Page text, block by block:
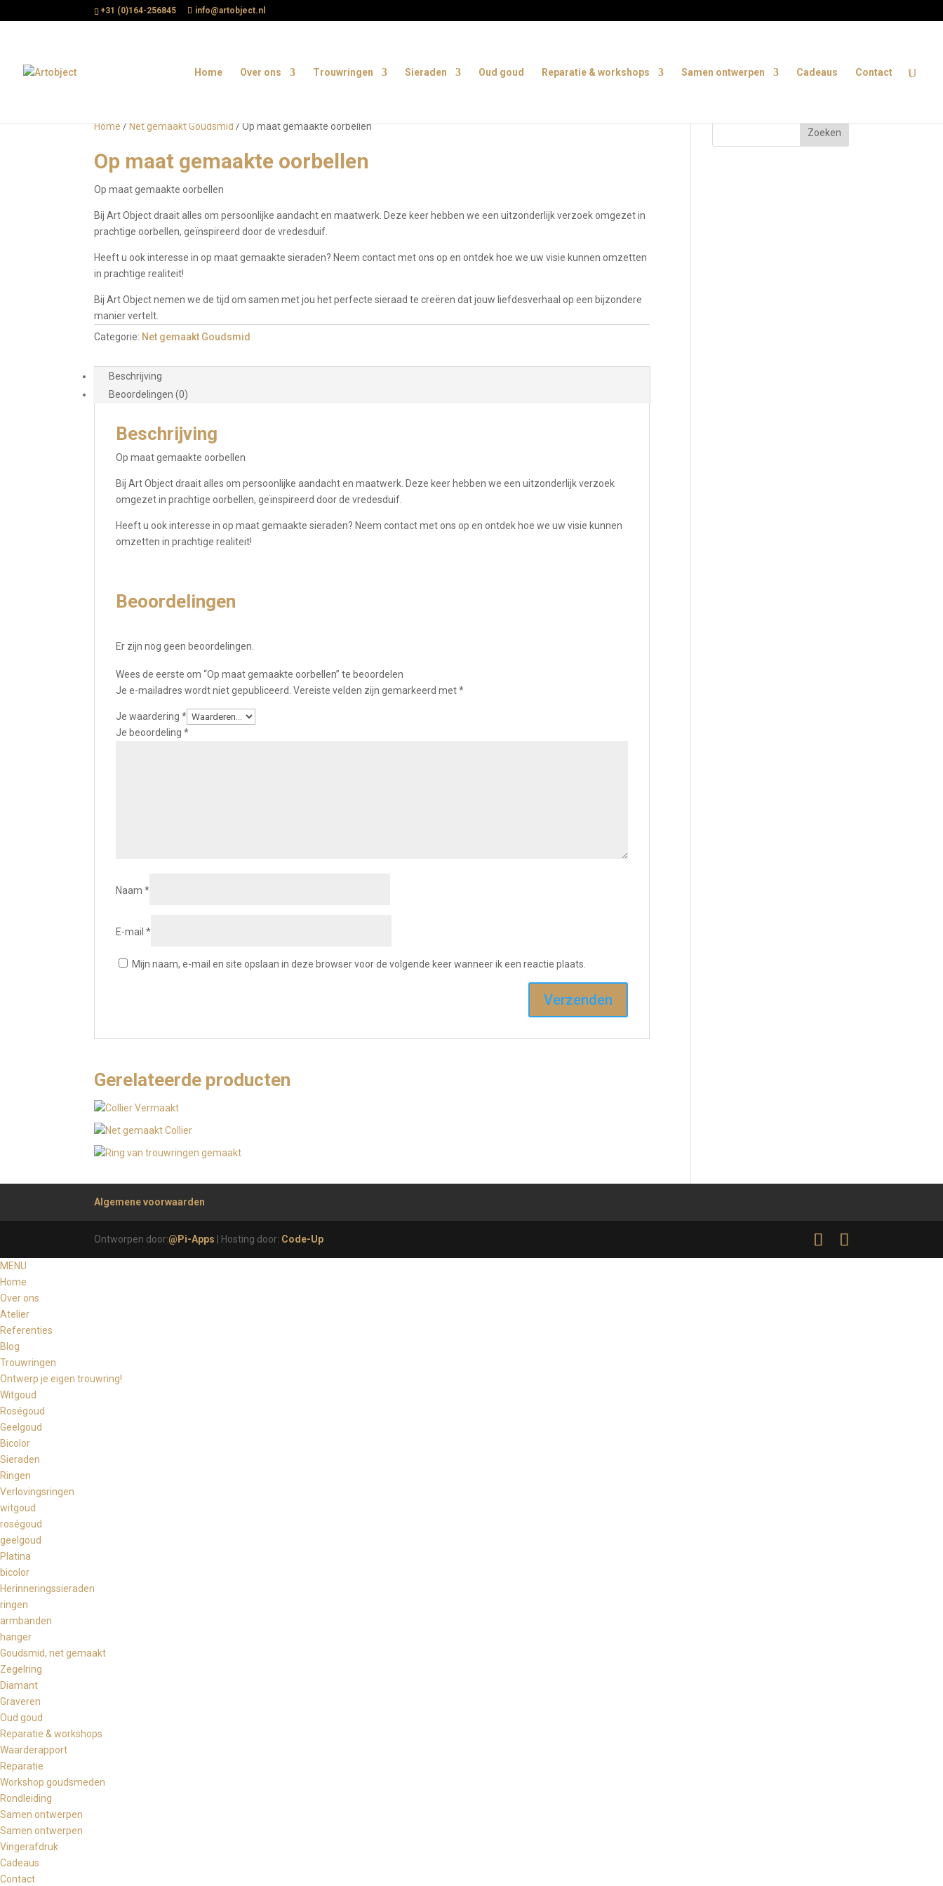
+31 (0)164-256845 info@artobject.nl
Home Over ons Trouwringen Sieraden Oud goud Reparatie & workshops Samen ontwerpen Cadeaus Contact
Home/Net gemaakt Goudsmid/ Op maat gemaakte oorbellen
Op maat gemaakte oorbellen
Op maat gemaakte oorbellen
Bij Art Object draait alles om persoonlijke aandacht en maatwerk. Deze keer hebben we een uitzonderlijk verzoek omgezet in
prachtige oorbellen, geïnspireerd door de vredesduif.
Heeft u ook interesse in op maat gemaakte sieraden? Neem contact met ons op en ontdek hoe we uw visie kunnen omzetten
in prachtige realiteit!
Bij Art Object nemen we de tijd om samen met jou het perfecte sieraad te creëren dat jouw liefdesverhaal op een bijzondere
manier vertelt.
Categorie: Net gemaakt Goudsmid
Beschrijving
Beoordelingen (0)
Beschrijving
Op maat gemaakte oorbellen
Bij Art Object draait alles om persoonlijke aandacht en maatwerk. Deze keer hebben we een uitzonderlijk verzoek
omgezet in prachtige oorbellen, geïnspireerd door de vredesduif.
Heeft u ook interesse in op maat gemaakte sieraden? Neem contact met ons op en ontdek hoe we uw visie kunnen
omzetten in prachtige realiteit!
Beoordelingen
Er zijn nog geen beoordelingen.
Wees de eerste om “Op maat gemaakte oorbellen” te beoordelen
Je e-mailadres wordt niet gepubliceerd. Vereiste velden zijn gemarkeerd met*
Je waardering*
Je beoordeling*
Naam*
E-mail*
Mijn naam, e-mail en site opslaan in deze browser voor de volgende keer wanneer ik een reactie plaats.
Gerelateerde producten
Algemene voorwaarden
Ontworpen door:@Pi-Apps | Hosting door: Code-Up
MENU
Home
Over ons
Atelier
Referenties
Blog
Trouwringen
Ontwerp je eigen trouwring!
Witgoud
Roségoud
Geelgoud
Bicolor
Sieraden
Ringen
Verlovingsringen
witgoud
roségoud
geelgoud
Platina
bicolor
Herinneringssieraden
ringen
armbanden
hanger
Goudsmid, net gemaakt
Zegelring
Diamant
Graveren
Oud goud
Reparatie & workshops
Waarderapport
Reparatie
Workshop goudsmeden
Rondleiding
Samen ontwerpen
Samen ontwerpen
Vingerafdruk
Cadeaus
Contact